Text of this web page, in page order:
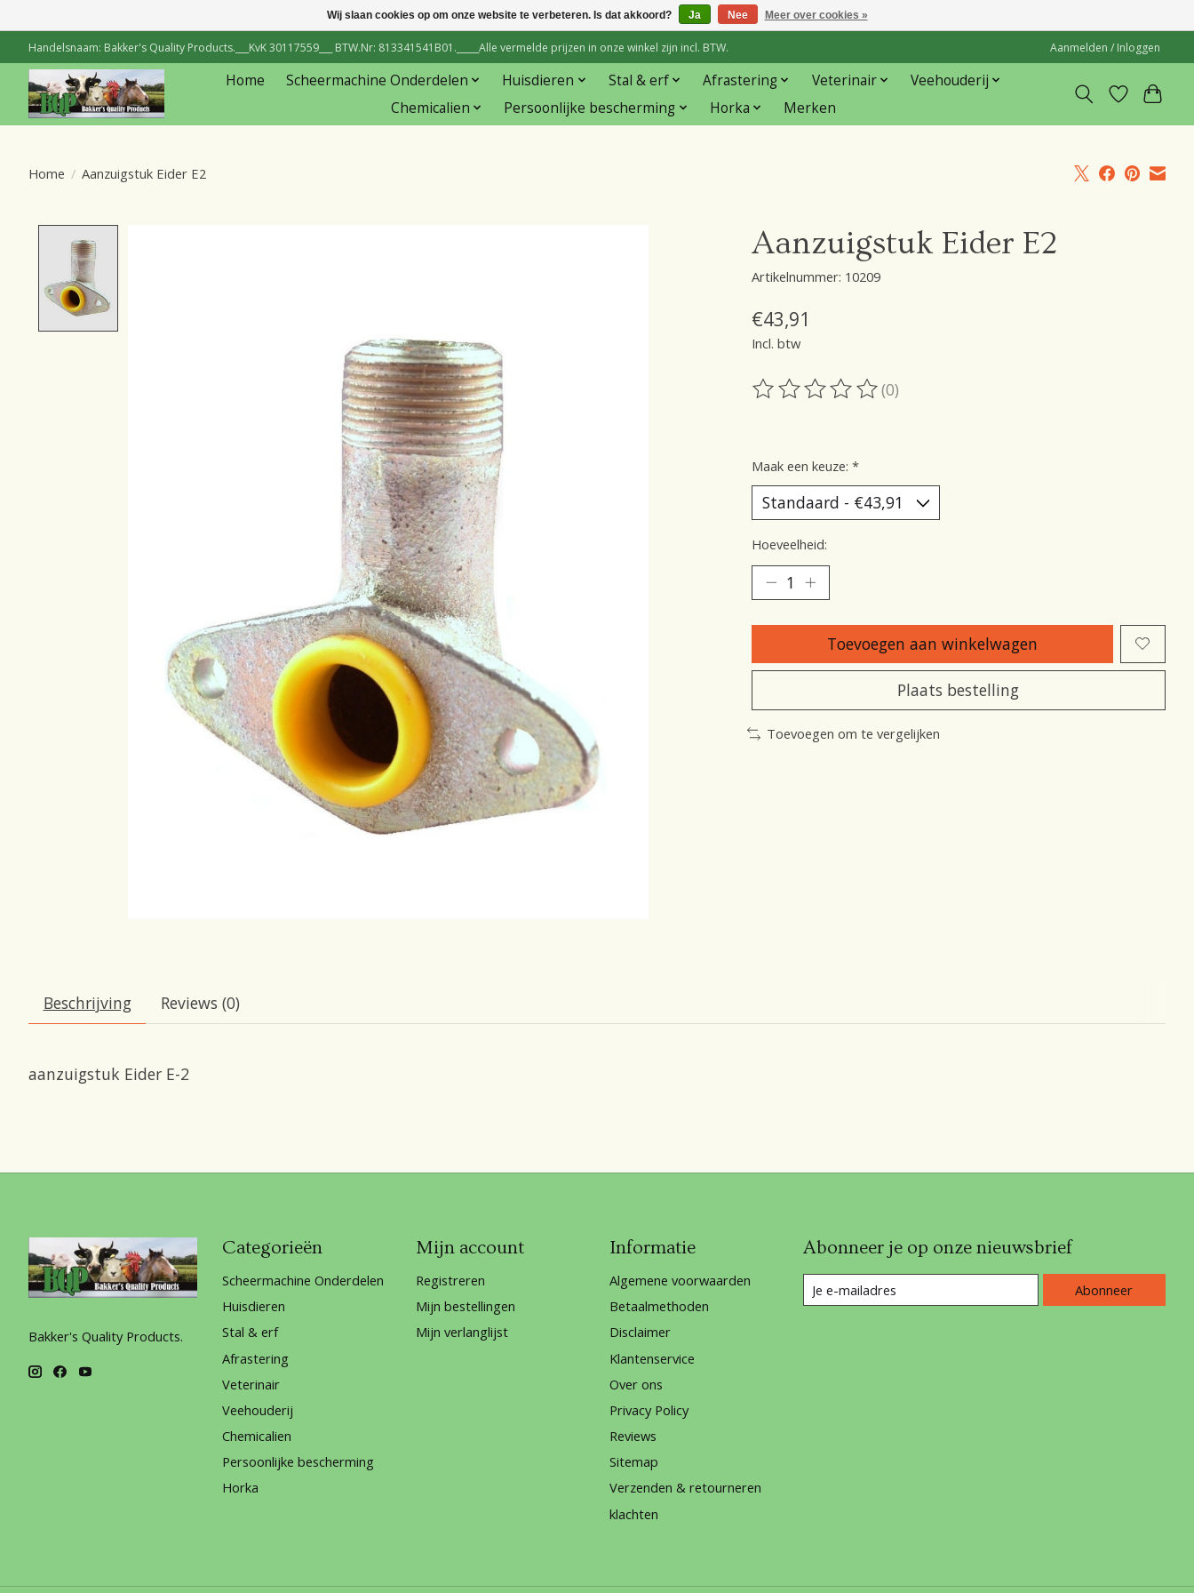
Handelsnaam: Bakker's Quality Products.___KvK 30117559___ BTW.Nr: 813341541B01._____Alle vermelde prijzen in onze winkel zijn incl. BTW. Aanmelden / Inloggen
Home Scheermachine Onderdelen Huisdieren Stal & erf Afrastering Veterinair
Veehouderij
Chemicalien
Persoonlijke bescherming Horka Merken
Home / Aanzuigstuk Eider E2
Aanzuigstuk Eider E2
Artikelnummer: 10209
€43,91
Incl. btw
De beoordeling van dit product is
(0)
Maak een keuze: *
Hoeveelheid:
Toevoegen aan winkelwagen
Plaats bestelling
Toevoegen om te vergelijken
Beschrijving Reviews (0)
aanzuigstuk Eider E-2
Bakker's Quality Products.
Categorieën
Scheermachine Onderdelen
Huisdieren
Stal & erf
Afrastering
Veterinair
Veehouderij
Chemicalien
Persoonlijke bescherming
Horka
Mijn account
Registreren
Mijn bestellingen
Mijn verlanglijst
Informatie
Algemene voorwaarden
Betaalmethoden
Disclaimer
Klantenservice
Over ons
Privacy Policy
Reviews
Sitemap
Verzenden & retourneren
klachten
Abonneer je op onze nieuwsbrief
Abonneer
Wij slaan cookies op om onze website te verbeteren. Is dat akkoord? Ja Nee Meer over cookies »